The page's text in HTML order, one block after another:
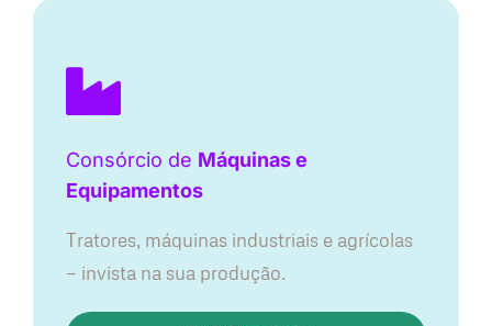
Consórcio de Máquinas e
Equipamentos
Tratores, máquinas industriais e agrícolas
— invista na sua produção.